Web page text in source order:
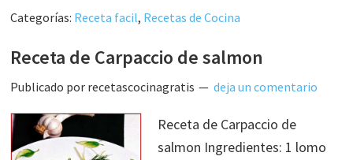
Categorías: Receta facil, Recetas de Cocina
Receta de Carpaccio de salmon
Publicado por recetascocinagratis deja un comentario
Receta de Carpaccio de
salmon Ingredientes: 1 lomo